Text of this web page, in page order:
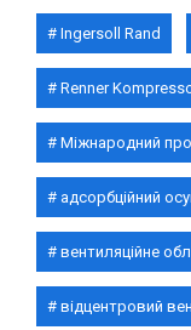
Ingersoll Rand
Renner
Міжнародний
адсорбційний
вентиляційне
відцентровий